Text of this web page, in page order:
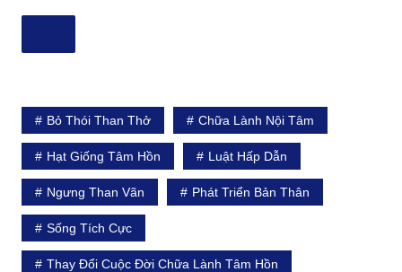
Bỏ Thói Than Thở Chữa Lành Nội Tâm
Hạt Giống Tâm Hồn Luật Hấp Dẫn
Ngưng Than Vãn Phát Triển Bản Thân
Sống Tích Cực
Thay Đổi Cuộc Đời Chữa Lành Tâm Hồn